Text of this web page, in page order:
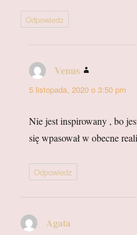
Odpowiedz
Venus
5 listopada, 2020 o 3:50 pm
Nie jest inspirowany , bo
się wpasował w obecne
Odpowiedz
Agata